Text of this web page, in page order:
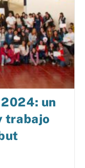
un
trabajo